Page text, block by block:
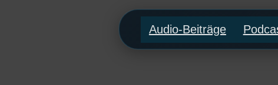
Audio-Beiträge